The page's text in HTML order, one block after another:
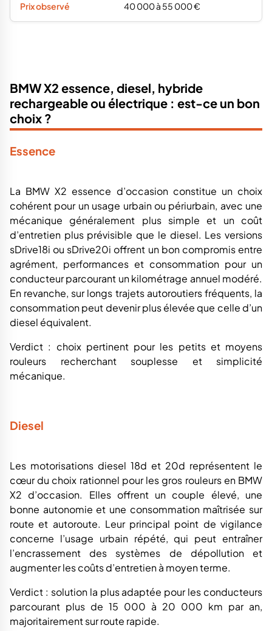
40 000 à 55 000 €
BMW X2 essence, diesel, hybride
rechargeable ou électrique : est-ce un bon
choix ?
Essence
La BMW X2 essence d’occasion constitue un choix
cohérent pour un usage urbain ou périurbain, avec une
mécanique généralement plus simple et un coût
d’entretien plus prévisible que le diesel. Les versions
sDrive18i ou sDrive20i offrent un bon compromis entre
agrément, performances et consommation pour un
conducteur parcourant un kilométrage annuel modéré.
En revanche, sur longs trajets autoroutiers fréquents, la
consommation peut devenir plus élevée que celle d’un
diesel équivalent.
Verdict : choix pertinent pour les petits et moyens
rouleurs recherchant souplesse et simplicité
mécanique.
Diesel
Les motorisations diesel 18d et 20d représentent le
cœur du choix rationnel pour les gros rouleurs en BMW
X2 d’occasion. Elles offrent un couple élevé, une
bonne autonomie et une consommation maîtrisée sur
route et autoroute. Leur principal point de vigilance
concerne l’usage urbain répété, qui peut entraîner
l’encrassement des systèmes de dépollution et
augmenter les coûts d’entretien à moyen terme.
Verdict : solution la plus adaptée pour les conducteurs
parcourant plus de 15 000 à 20 000 km par an,
majoritairement sur route rapide.